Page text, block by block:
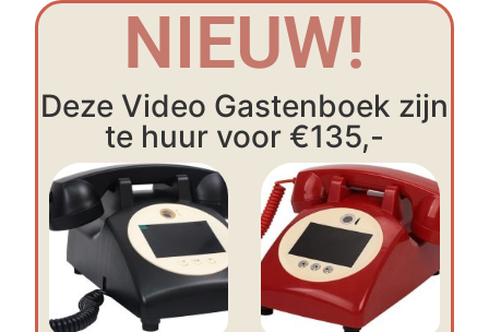
NIEUW!
Deze Video Gastenboek zijn
te huur voor €135,-